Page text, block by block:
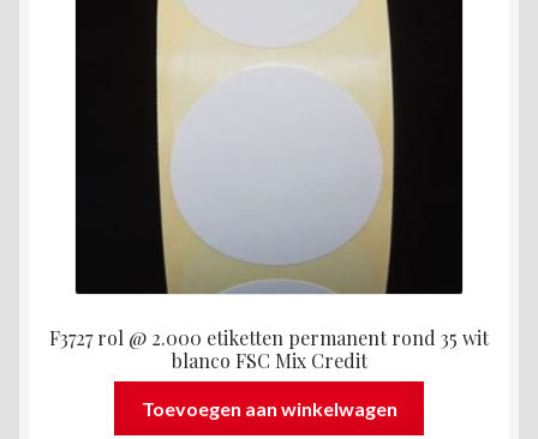
F3727 rol @ 2.000 etiketten permanent rond 35 wit
blanco FSC Mix Credit
Toevoegen aan winkelwagen